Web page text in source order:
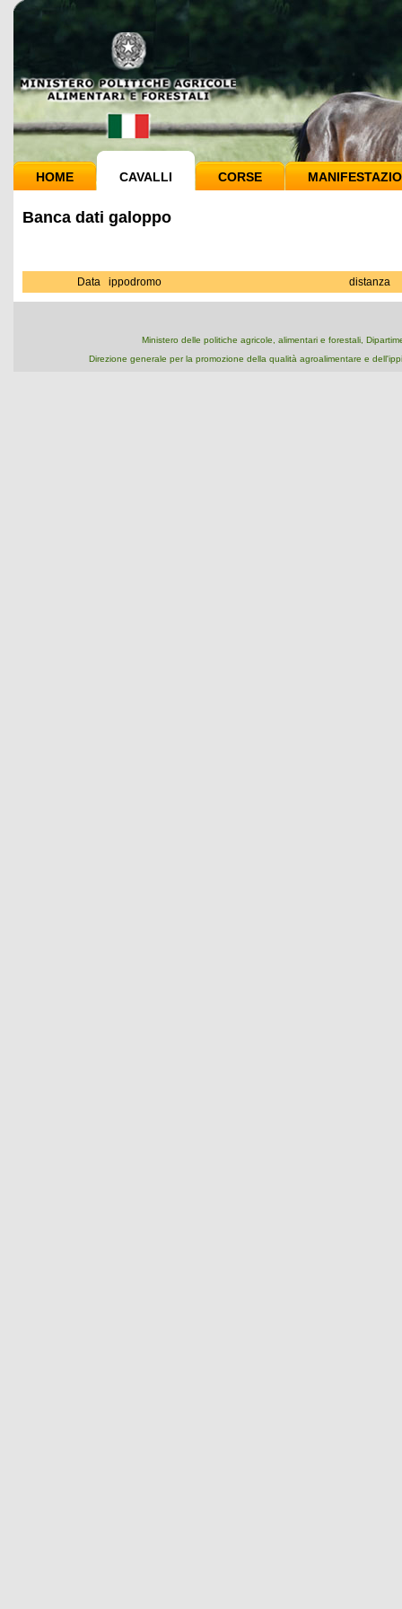
HOME CAVALLI CORSE
Banca dati galoppo
Data ippodromo distanza
Ministero delle politiche agricole, alimentari e forestali,
Direzione generale per la promozione della qualità agroalimentare e